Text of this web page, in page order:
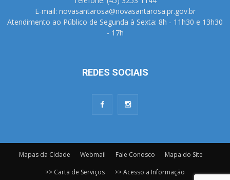
E-mail: novasantarosa@novasantarosa.pr.gov.br
Atendimento ao Público de Segunda à Sexta: 8h - 11h30 e 13h30
- 17h
REDES SOCIAIS
Mapas da Cidade Webmail Fale Conosco
Mapa do Site
>> Carta de Serviços
>> Acesso a Informação